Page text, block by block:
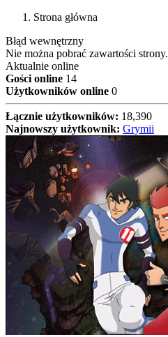
Strona główna
Błąd wewnętrzny
Nie można pobrać zawartości strony.
Aktualnie online
Gości online 14
Użytkowników online 0
Łącznie użytkowników: 18,390
Najnowszy użytkownik: Grymii